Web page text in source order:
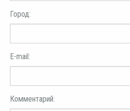
Город:
E-mail:
Комментарий: